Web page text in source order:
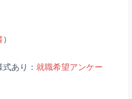
）
式あり：就職希望アンケー